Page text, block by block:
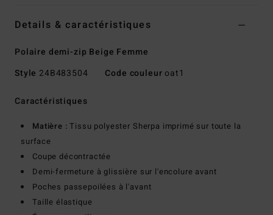
Details & caractéristiques
Polaire demi-zip Beige Femme
Style 24B483504 Code couleur oat1
Caractéristiques
Matière : Tissu polyester Sherpa imprimé sur toute la
surface
Coupe décontractée
Demi-fermeture à glissière sur l'encolure avant
Poches passepoilées à l'avant
Taille élastique